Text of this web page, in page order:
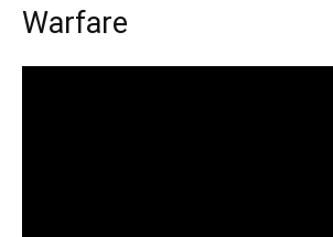
Warfare